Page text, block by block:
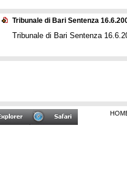
Tribunale di Bari Sentenza
Tribunale di Bari Sentenza